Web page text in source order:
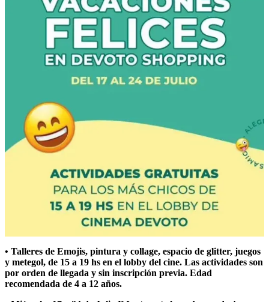
• Talleres de Emojis, pintura y collage, espacio de glitter, juegos
y metegol, de 15 a 19 hs en el lobby del cine. Las actividades son
por orden de llegada y sin inscripción previa. Edad
recomendada de 4 a 12 años.